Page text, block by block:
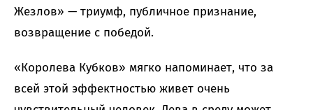
Жезлов» — триумф, публичное признание,
возвращение с победой.
«Королева Кубков» мягко напоминает, что за
всей этой эффектностью живет очень